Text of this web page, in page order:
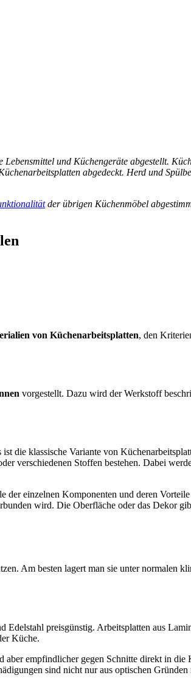
und Küchengeräte abgestellt.
abgedeckt. Herd und
der übrigen Küchenmöbel
von Küchenarbeitsplatten, den
vorgestellt. Dazu wird der Werkstoff
die klassische Variante von
verschiedenen Stoffen bestehen. Dabei
der einzelnen Komponenten und deren
wird. Die Oberfläche oder das Dekor
Am besten lagert man sie unter normalen
preisgünstig. Arbeitsplatten aus
Küche.
aber empfindlicher gegen Schnitte direkt in die
sind nicht nur aus optischen